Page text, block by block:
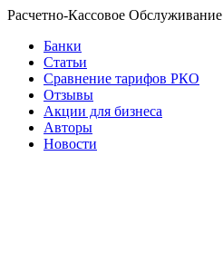
Расчетно-Кассовое Обслуживание
Банки
Статьи
Сравнение тарифов РКО
Отзывы
Акции для бизнеса
Авторы
Новости